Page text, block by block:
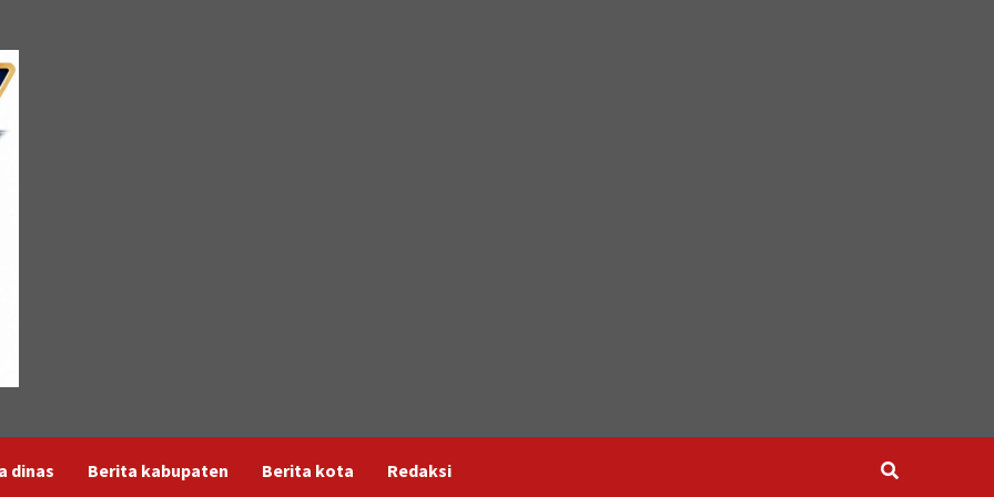
dinas Berita kabupaten Berita kota Redaksi